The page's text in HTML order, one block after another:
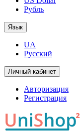
Рубль
Язык
UA
Русский
Личный кабинет
Авторизация
Регистрация